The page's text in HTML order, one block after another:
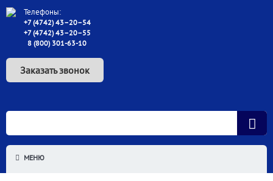
Телефоны:
+7 (4742) 43–20–54
+7 (4742) 43–20–55
8 (800) 301-63-10
Заказать звонок
МЕНЮ